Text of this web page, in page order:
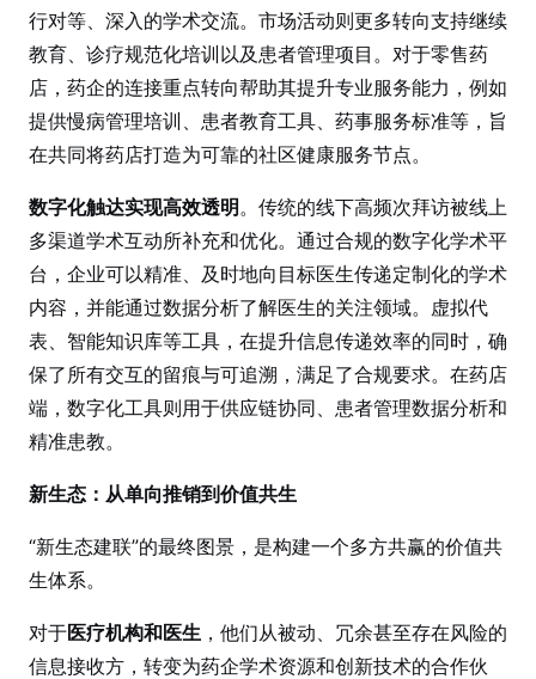
行对等、深入的学术交流。市场活动则更多转向支持继续
教育、诊疗规范化培训以及患者管理项目。对于零售药
店，药企的连接重点转向帮助其提升专业服务能力，例如
提供慢病管理培训、患者教育工具、药事服务标准等，旨
在共同将药店打造为可靠的社区健康服务节点。
数字化触达实现高效透明。传统的线下高频次拜访被线上
多渠道学术互动所补充和优化。通过合规的数字化学术平
台，企业可以精准、及时地向目标医生传递定制化的学术
内容，并能通过数据分析了解医生的关注领域。虚拟代
表、智能知识库等工具，在提升信息传递效率的同时，确
保了所有交互的留痕与可追溯，满足了合规要求。在药店
端，数字化工具则用于供应链协同、患者管理数据分析和
精准患教。
新生态：从单向推销到价值共生
“新生态建联”的最终图景，是构建一个多方共赢的价值共
生体系。
对于医疗机构和医生 ，他们从被动、冗余甚至存在风险的
信息接收方，转变为药企学术资源和创新技术的合作伙